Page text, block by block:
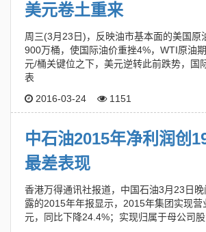
美元卷土重来
周三(3月23日)，反映油市基本面的美国原
900万桶，使国际油价重挫4%，WTI原油
元/桶关键位之下，美元逆转此前跌势，国
表
2016-03-24
1151
中石油2015年净利润创
最差表现
香港万得通讯社报道，中国石油3月23日
露的2015年年报显示，2015年集团实现营
元，同比下降24.4%；实现归属于母公司